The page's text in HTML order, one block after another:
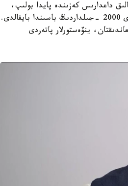
ەكونوميكالىق داعدارىس كەزىندە پايدا بولىپ،
كەيىن الەمنىڭ كوپتەگەن ەلىنە تارادى. قازاقستاندا ونىڭ العاشقى بەلگىلەرى 2000 -جىلداردىڭ باسىندا بايقالدى.
ينۆەستورلار پاتەردى